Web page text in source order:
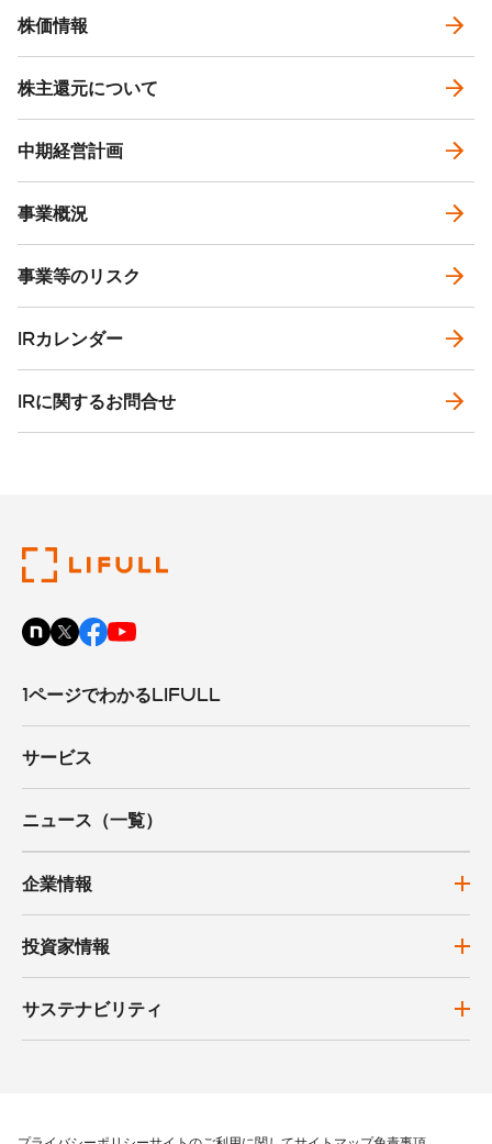
株価情報
株主還元について
中期経営計画
事業概況
事業等のリスク
IRカレンダー
IRに関するお問合せ
1ページでわかるLIFULL
サービス
ニュース（一覧）
企業情報
投資家情報
サステナビリティ